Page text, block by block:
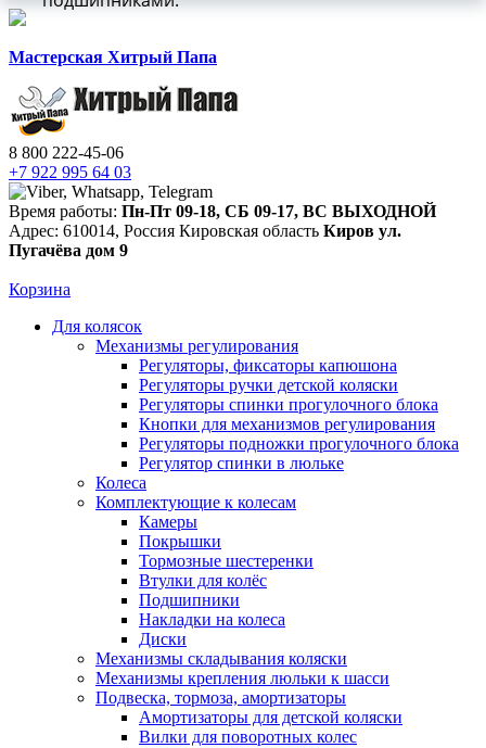
Мастерская Хитрый Папа
8 800 222-45-06
+7 922 995 64 03
Время работы: Пн-Пт 09-18, СБ 09-17, ВС ВЫХОДНОЙ
Адрес: 610014, Россия Кировская область Киров ул.
Пугачёва дом 9
Корзина
Для колясок
Механизмы регулирования
Регуляторы, фиксаторы капюшона
Регуляторы ручки детской коляски
Регуляторы спинки прогулочного блока
Кнопки для механизмов регулирования
Регуляторы подножки прогулочного блока
Регулятор спинки в люльке
Колеса
Комплектующие к колесам
Камеры
Покрышки
Тормозные шестеренки
Втулки для колёс
Подшипники
Накладки на колеса
Диски
Механизмы складывания коляски
Механизмы крепления люльки к шасси
Подвеска, тормоза, амортизаторы
Амортизаторы для детской коляски
Вилки для поворотных колес